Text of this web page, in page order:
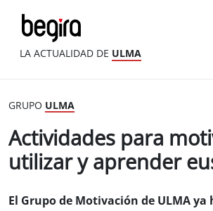
LA ACTUALIDAD DE ULMA
GRUPO ULMA
Actividades para
utilizar y aprender
El Grupo de Motivación de ULMA ya